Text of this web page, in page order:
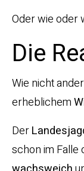
Oder wie oder
Die
Wie nicht
erheblichem
Der
schon im